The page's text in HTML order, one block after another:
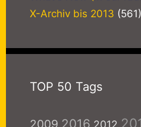
X-Archiv bis 2013 (561)
TOP 50 Tags
2009 2016 2012